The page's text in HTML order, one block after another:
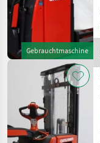
Gebrauchtmaschine